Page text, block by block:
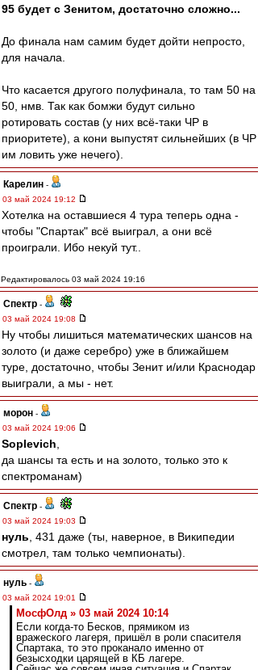
95 будет с Зенитом, достаточно сложно...
До финала нам самим будет дойти непросто,
для начала.
Что касается другого полуфинала, то там 50 на
50, нмв. Так как бомжи будут сильно
ротировать состав (у них всё-таки ЧР в
приоритете), а кони выпустят сильнейших (в ЧР
им ловить уже нечего).
Карелин -
03 май 2024 19:12
Хотелка на оставшиеся 4 тура теперь одна -
чтобы "Спартак" всё выиграл, а они всё
проиграли. Ибо некуй тут..
Редактировалось 03 май 2024 19:16
Спектр -
03 май 2024 19:08
Ну чтобы лишиться математических шансов на
золото (и даже серебро) уже в ближайшем
туре, достаточно, чтобы Зенит и/или Краснодар
выиграли, а мы - нет.
морон -
03 май 2024 19:06
Soplevich
да шансы та есть и на золото, только это к
спектроманам)
Спектр -
03 май 2024 19:03
нуль , 431 даже (ты, наверное, в Википедии
смотрел, там только чемпионаты).
нуль -
03 май 2024 19:01
МосфОлд » 03 май 2024 10:14
Если когда-то Бесков, прямиком из
вражеского лагеря, пришёл в роли спасителя
Спартака, то это проканало именно от
безысходки царящей в КБ лагере.